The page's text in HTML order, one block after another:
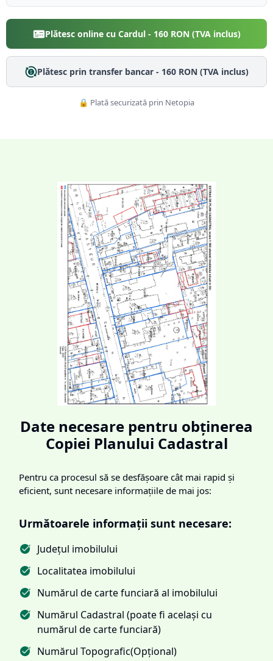
Plătesc online cu Cardul - 160RON (TVA inclus)
Plătesc prin transfer bancar - 160RON (TVA inclus)
🔒 Plată securizată prin Netopia
Date necesare pentru obținerea
Copiei Planului Cadastral
Pentru ca procesul să se desfășoare cât mai rapid și
eficient, sunt necesare informațiile de mai jos:
Următoarele informații sunt necesare:
Județul imobilului
Localitatea imobilului
Numărul de carte funciară al imobilului
Numărul Cadastral (poate fi același cu
numărul de carte funciară)
Numărul Topografic(Opțional)